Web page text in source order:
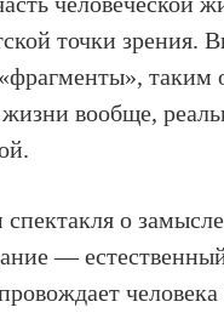
точки зрения.
«фрагменты»,
вообще,
о
—